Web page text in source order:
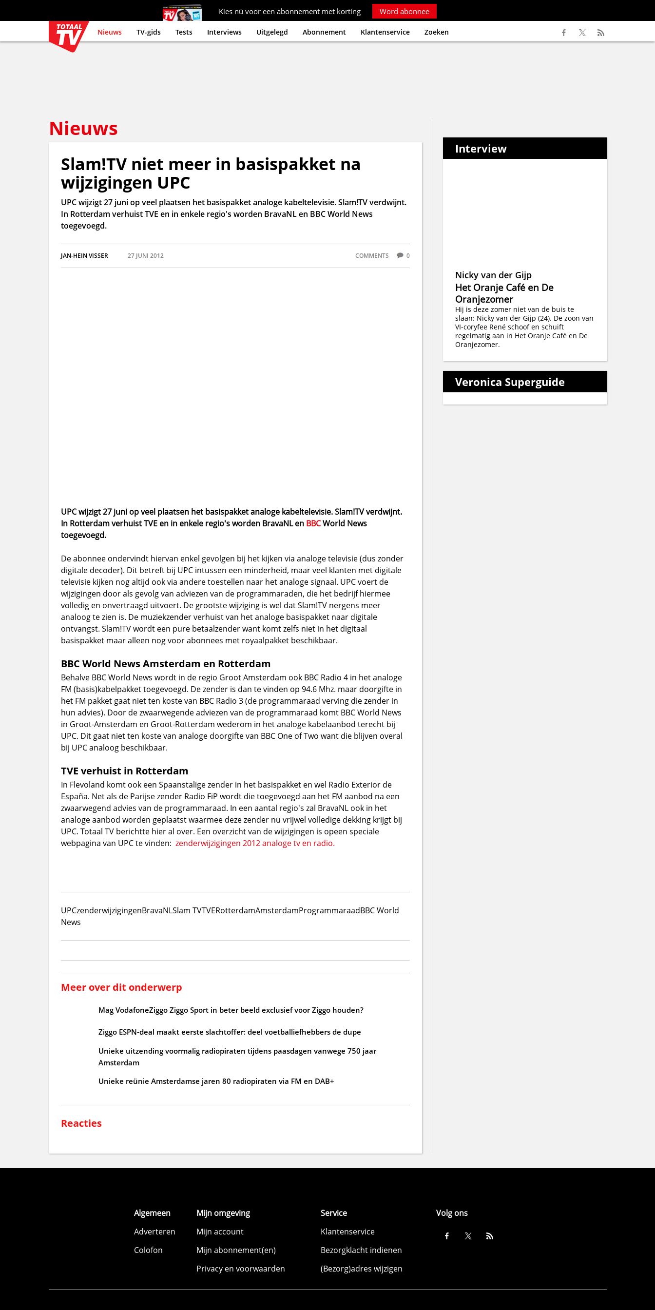
Kies nú voor een abonnement met korting Word abonnee
Nieuws TV-gids Tests Interviews Uitgelegd Abonnement Klantenservice Zoeken
Nieuws
Slam!TV niet meer in basispakket na
wijzigingen UPC
UPC wijzigt 27 juni op veel plaatsen het basispakket analoge kabeltelevisie. Slam!TV verdwijnt.
In Rotterdam verhuist TVE en in enkele regio's worden BravaNL en BBC World News
toegevoegd.
JAN-HEIN VISSER 27 JUNI 2012 COMMENTS 0
UPC wijzigt 27 juni op veel plaatsen het basispakket analoge kabeltelevisie. Slam!TV verdwijnt.
In Rotterdam verhuist TVE en in enkele regio's worden BravaNL en BBCWorld News
toegevoegd.
De abonnee ondervindt hiervan enkel gevolgen bij het kijken via analoge televisie (dus zonder
digitale decoder). Dit betreft bij UPC intussen een minderheid, maar veel klanten met digitale
televisie kijken nog altijd ook via andere toestellen naar het analoge signaal. UPC voert de
wijzigingen door als gevolg van adviezen van de programmaraden, die het bedrijf hiermee
volledig en onvertraagd uitvoert. De grootste wijziging is wel dat Slam!TV nergens meer
analoog te zien is. De muziekzender verhuist van het analoge basispakket naar digitale
ontvangst. Slam!TV wordt een pure betaalzender want komt zelfs niet in het digitaal
basispakket maar alleen nog voor abonnees met royaalpakket beschikbaar.
BBC World News Amsterdam en Rotterdam
Behalve BBC World News wordt in de regio Groot Amsterdam ook BBC Radio 4 in het analoge
FM (basis)kabelpakket toegevoegd. De zender is dan te vinden op 94.6 Mhz. maar doorgifte in
het FM pakket gaat niet ten koste van BBC Radio 3 (de programmaraad verving die zender in
hun advies). Door de zwaarwegende adviezen van de programmaraad komt BBC World News
in Groot-Amsterdam en Groot-Rotterdam wederom in het analoge kabelaanbod terecht bij
UPC. Dit gaat niet ten koste van analoge doorgifte van BBC One of Two want die blijven overal
bij UPC analoog beschikbaar.
TVE verhuist in Rotterdam
In Flevoland komt ook een Spaanstalige zender in het basispakket en wel Radio Exterior de
España. Net als de Parijse zender Radio FiP wordt die toegevoegd aan het FM aanbod na een
zwaarwegend advies van de programmaraad. In een aantal regio's zal BravaNL ook in het
analoge aanbod worden geplaatst waarmee deze zender nu vrijwel volledige dekking krijgt bij
UPC. Totaal TV berichtte hier al over. Een overzicht van de wijzigingen is opeen speciale
webpagina van UPC te vinden: zenderwijzigingen 2012 analoge tv en radio.
UPCzenderwijzigingenBravaNLSlam TVTVERotterdamAmsterdamProgrammaraadBBC World
News
Meer over dit onderwerp
Mag VodafoneZiggo Ziggo Sport in beter beeld exclusief voor Ziggo houden?
Ziggo ESPN-deal maakt eerste slachtoffer: deel voetballiefhebbers de dupe
Unieke uitzending voormalig radiopiraten tijdens paasdagen vanwege 750 jaar
Amsterdam
Unieke reünie Amsterdamse jaren 80 radiopiraten via FM en DAB+
Reacties
Interview
Nicky van der Gijp
Het Oranje Café en De
Oranjezomer
Hij is deze zomer niet van de buis te
slaan: Nicky van der Gijp (24). De zoon van
VI-coryfee René schoof en schuift
regelmatig aan in Het Oranje Café en De
Oranjezomer.
Veronica Superguide
Algemeen
Adverteren
Colofon
Mijn omgeving
Mijn account
Mijn abonnement(en)
Privacy en voorwaarden
Service
Klantenservice
Bezorgklacht indienen
(Bezorg)adres wijzigen
Volg ons